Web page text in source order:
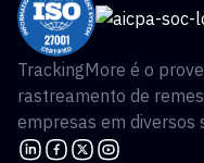
TrackingMore é o
rastreamento de
empresas em diversos